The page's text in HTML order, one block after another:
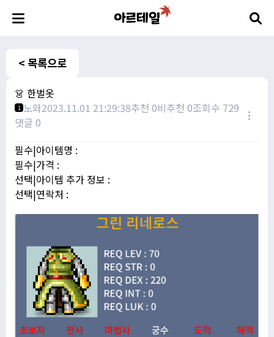
< 목록으로
👗 한벌옷
1 노와2023.11.01 21:29:38추천 0비추천 0조회수 729
댓글 0
필수|아이템명 :
필수|가격 :
선택|아이템 추가 정보 :
선택|연락처 :